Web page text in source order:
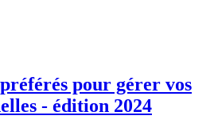
pour gérer vos
- édition 2024